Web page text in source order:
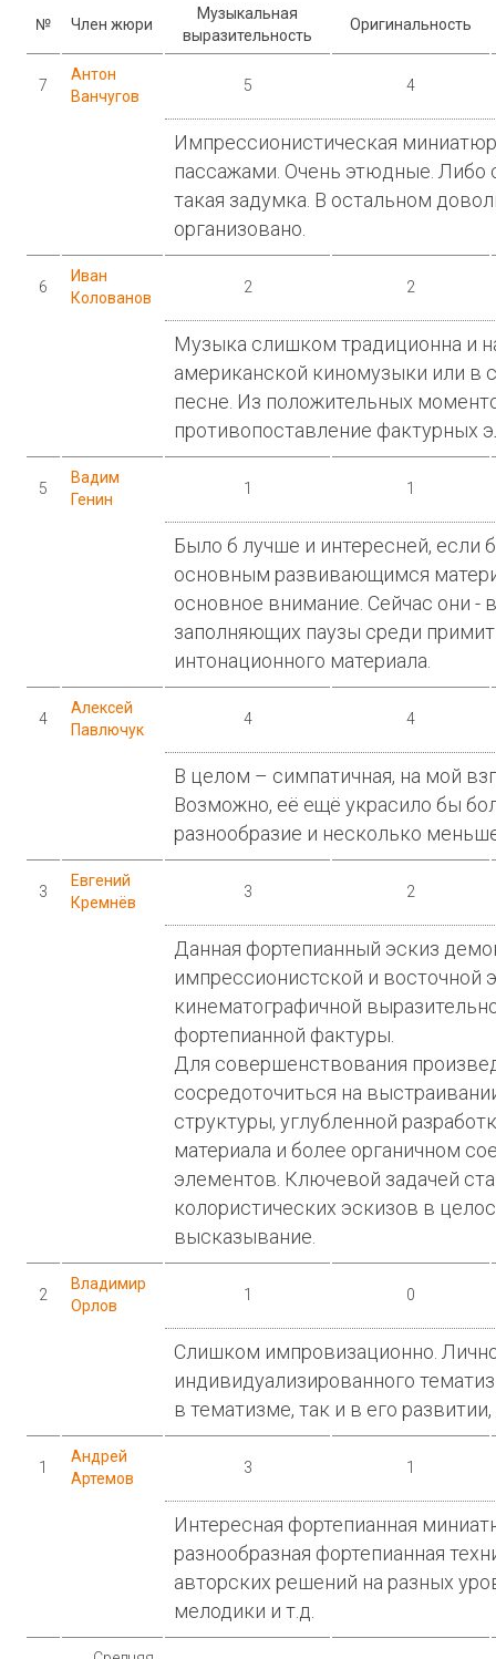
№ Член жюри
Музыкальная
выразительность
Оригинальность
7
Антон
Ванчугов
5 4
Импрессионистическая
пассажами. Очень этюдные. Либо
такая задумка. В остальном
организовано.
6
Иван
Колованов
2 2
Музыка слишком традиционна и
американской киномузыки или в
песне. Из положительных
противопоставление фактурных
5
Вадим
Генин
1 1
Было б лучше и интересней, если
основным развивающимся
основное внимание. Сейчас они -
заполняющих паузы среди
интонационного материала.
4
Алексей
Павлючук
4 4
В целом – симпатичная, на мой
Возможно, её ещё украсило бы
разнообразие и несколько
3
Евгений
Кремнёв
3 2
Данная фортепианный эскиз
импрессионистской и восточной
кинематографичной
фортепианной фактуры.
Для совершенствования
сосредоточиться на
структуры, углубленной
материала и более органичном
элементов. Ключевой задачей
колористических эскизов в
высказывание.
2
Владимир
Орлов
1 0
Слишком импровизационно.
индивидуализированного
в тематизме, так и в его
1
Андрей
Артемов
3 1
Интересная фортепианная
разнообразная фортепианная
авторских решений на разных
мелодики и т.д.